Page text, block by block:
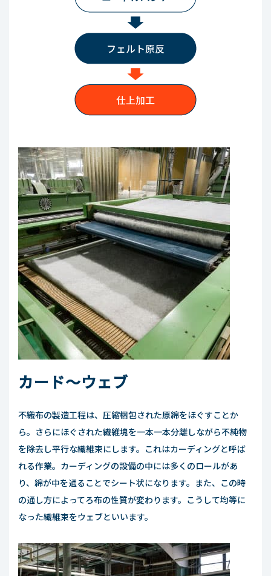
カード～ウェブ
不織布の製造工程は、圧縮梱包された原綿をほぐすことか
ら。さらにほぐされた繊維塊を一本一本分離しながら不純物
を除去し平行な繊維束にします。これはカーディングと呼ば
れる作業。カーディングの設備の中には多くのロールがあ
り、綿が中を通ることでシート状になります。また、この時
の通し方によってろ布の性質が変わります。こうして均等に
なった繊維束をウェブといいます。